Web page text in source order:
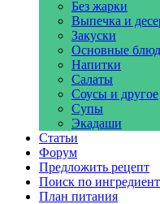
Без жарки
Выпечка и
Закуски
Основные
Напитки
Салаты
Соусы и другое
Супы
Экадаши
Статьи
Форум
Предложить рецепт
Поиск по
План питания